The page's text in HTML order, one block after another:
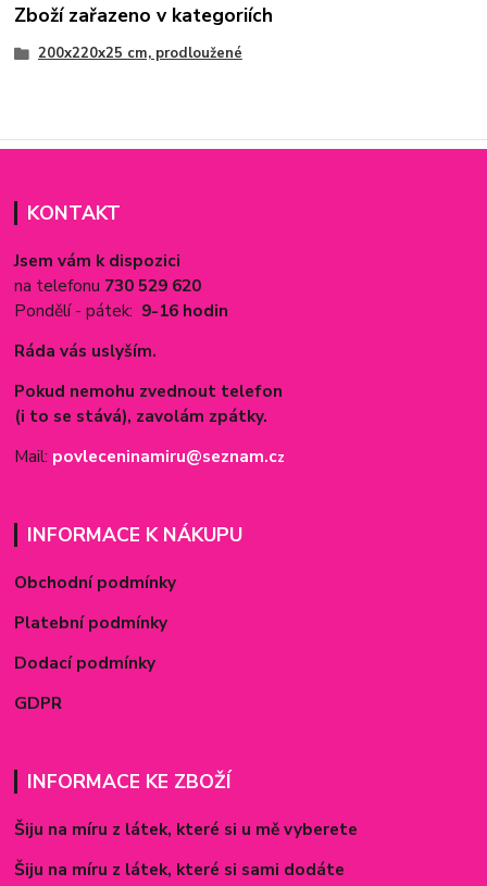
Zboží zařazeno v kategoriích
200x220x25 cm, prodloužené
KONTAKT
Jsem vám k dispozici
na telefonu 730 529 620
Pondělí - pátek: 9-16 hodin
Ráda vás uslyším.
Pokud nemohu zvednout telefon
(i to se stává), zavolám zpátky.
Mail: povleceninamiru@seznam.cz
INFORMACE K NÁKUPU
Obchodní podmínky
Platební podmínky
Dodací podmínky
GDPR
INFORMACE KE ZBOŽÍ
Šiju na míru z látek, které si u mě vyberete
Šiju na míru z látek, které si sami dodáte